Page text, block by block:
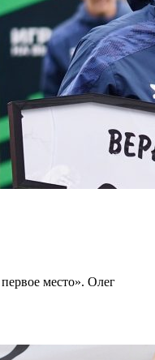
место». Олег